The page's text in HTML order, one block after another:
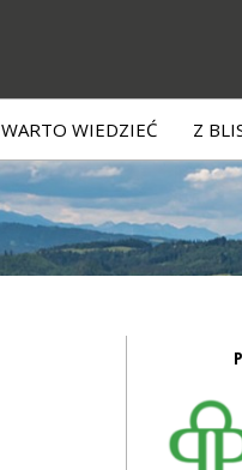
WARTO WIEDZIEĆ Z